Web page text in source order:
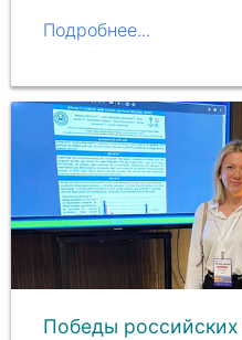
Подробнее...
Победы российских